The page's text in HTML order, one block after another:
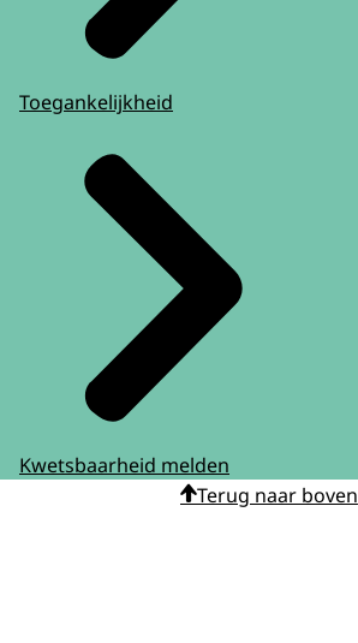
Toegankelijkheid
Kwetsbaarheid melden
Terug naar boven